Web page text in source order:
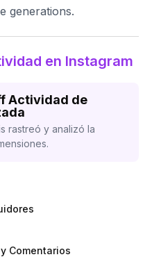
generations.
en Instagram
Actividad de
rastreó y analizó la
Comentarios